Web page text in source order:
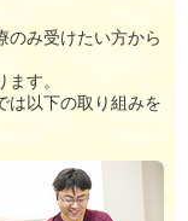
のみ受けたい方から
す。
は以下の取り組みを